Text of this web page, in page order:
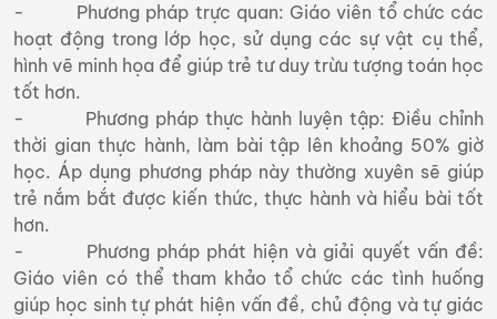
- Phương pháp trực quan: Giáo viên tổ chức các
hoạt động trong lớp học, sử dụng các sự vật cụ thể,
hình vẽ minh họa để giúp trẻ tư duy trừu tượng toán học
tốt hơn.
- Phương pháp thực hành luyện tập: Điều chỉnh
thời gian thực hành, làm bài tập lên khoảng 50% giờ
học. Áp dụng phương pháp này thường xuyên sẽ giúp
trẻ nắm bắt được kiến thức, thực hành và hiểu bài tốt
hơn.
- Phương pháp phát hiện và giải quyết vấn đề:
Giáo viên có thể tham khảo tổ chức các tình huống
giúp học sinh tự phát hiện vấn đề, chủ động và tự giác